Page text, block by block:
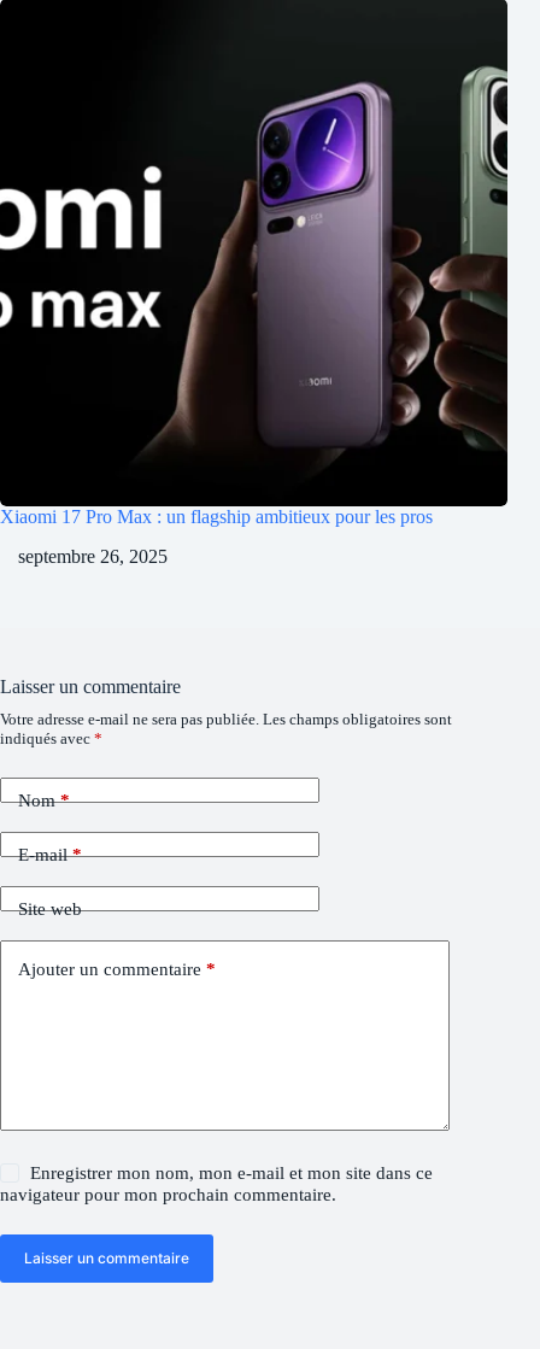
Xiaomi 17 Pro Max : un flagship ambitieux pour les pros
septembre 26, 2025
Laisser un commentaire
Votre adresse e-mail ne sera pas publiée. Les champs obligatoires sont
indiqués avec *
Nom*
E-mail*
Site web
Ajouter un commentaire *
Enregistrer mon nom, mon e-mail et mon site dans ce
navigateur pour mon prochain commentaire.
Laisser un commentaire